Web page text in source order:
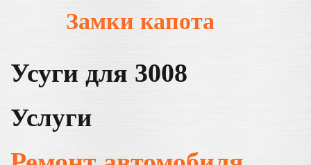
Замки капота
Усуги для 3008
Услуги